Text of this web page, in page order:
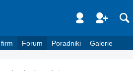
Forum Poradniki Galerie